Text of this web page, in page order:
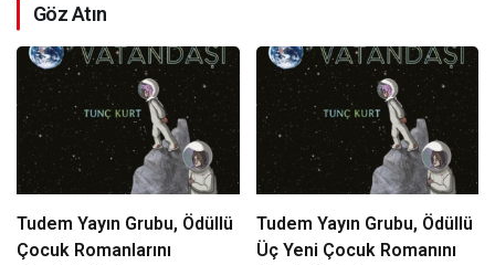
Göz Atın
Tudem Yayın Grubu, Ödüllü
Çocuk Romanlarını
Tudem Yayın Grubu, Ödüllü
Üç Yeni Çocuk Romanını